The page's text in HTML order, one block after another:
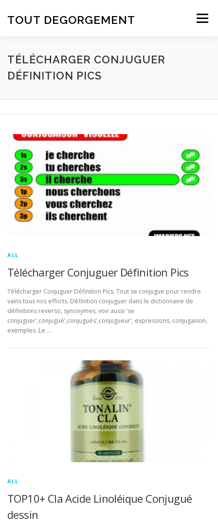
TOUT DEGORGEMENT Menu
TÉLÉCHARGER CONJUGUER
DÉFINITION PICS
ALL
Télécharger Conjuguer Définition Pics
Télécharger Conjuguer Définition Pics. Tout se conjugue pour rendre
vains tous nos efforts. Définition conjuguer dans le dictionnaire de
définitions reverso, synonymes, voir aussi 'se
conjuguer',conjugué',conjugués',conjugueur', expressions, conjugaison,
exemples. Le …
ALL
TOP10+ Cla Acide Linoléique Conjugué
dessin